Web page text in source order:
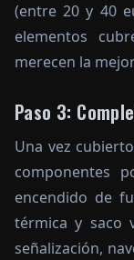
(entre 20 y 40
elementos
merecen la
Paso 3:
Una vez
componentes
encendido de
térmica y saco
señalización,